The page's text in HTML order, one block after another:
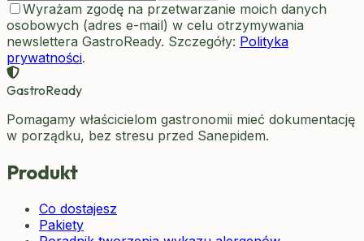
Wyrażam zgodę na przetwarzanie moich danych
osobowych (adres e-mail) w celu otrzymywania
newslettera GastroReady. Szczegóły: Polityka
prywatności.
GastroReady
Pomagamy właścicielom gastronomii mieć dokumentację
w porządku, bez stresu przed Sanepidem.
Produkt
Co dostajesz
Pakiety